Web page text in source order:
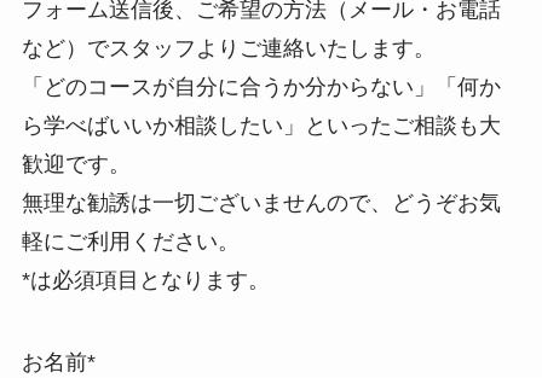
フォーム送信後、ご希望の方法（メール・お電話
など）でスタッフよりご連絡いたします。
「どのコースが自分に合うか分からない」「何か
ら学べばいいか相談したい」といったご相談も大
歓迎です。
無理な勧誘は一切ございませんので、どうぞお気
軽にご利用ください。
*は必須項目となります。
お名前*